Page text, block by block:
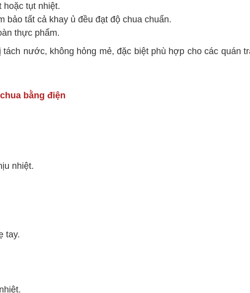
hoặc tụt nhiệt.
bảo tất cả khay ủ đều đạt độ chua chuẩn.
thực phẩm.
nước, không hỏng mẻ, đặc biệt phù hợp cho các quán
bằng điện
nhiệt.
tay.